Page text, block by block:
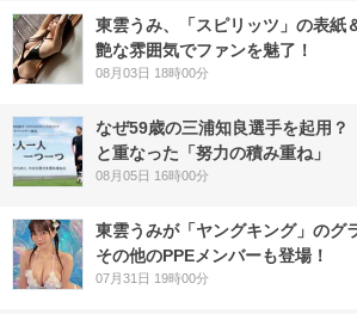
東雲うみ、「スピリッツ」の表紙
艶な雰囲気でファンを魅了！
08月03日 18時00分
なぜ59歳の三浦知良選手を起用
と重なった「努力の積み重ね」
08月05日 16時00分
東雲うみが「ヤングキング」のグ
その他のPPEメンバーも登場！
07月31日 19時00分